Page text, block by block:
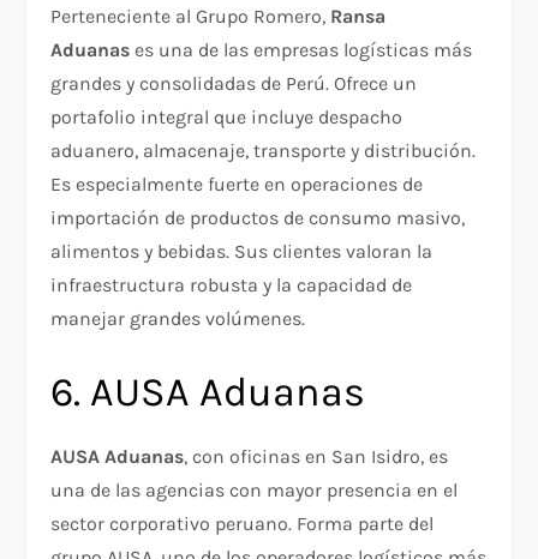
Perteneciente al Grupo Romero, Ransa
Aduanas es una de las empresas logísticas más
grandes y consolidadas de Perú. Ofrece un
portafolio integral que incluye despacho
aduanero, almacenaje, transporte y distribución.
Es especialmente fuerte en operaciones de
importación de productos de consumo masivo,
alimentos y bebidas. Sus clientes valoran la
infraestructura robusta y la capacidad de
manejar grandes volúmenes.
6. AUSA Aduanas
AUSA Aduanas, con oficinas en San Isidro, es
una de las agencias con mayor presencia en el
sector corporativo peruano. Forma parte del